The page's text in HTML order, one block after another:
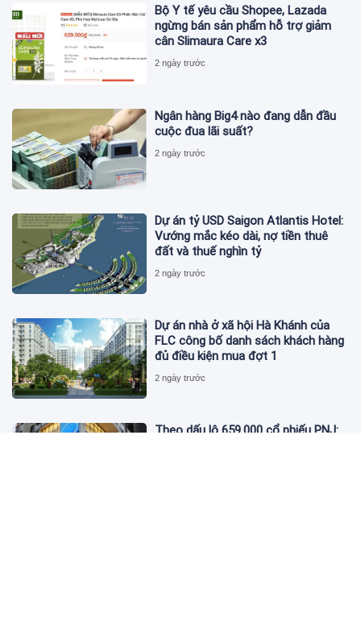
Bộ Y tế yêu cầu Shopee, Lazada
ngừng bán sản phẩm hỗ trợ giảm
cân Slimaura Care x3
2 ngày trước
Ngân hàng Big4 nào đang dẫn đầu
cuộc đua lãi suất?
2 ngày trước
Dự án tỷ USD Saigon Atlantis Hotel:
Vướng mắc kéo dài, nợ tiền thuê
đất và thuế nghìn tỷ
2 ngày trước
Dự án nhà ở xã hội Hà Khánh của
FLC công bố danh sách khách hàng
đủ điều kiện mua đợt 1
2 ngày trước
Theo dấu lô 659.000 cổ phiếu PNJ: